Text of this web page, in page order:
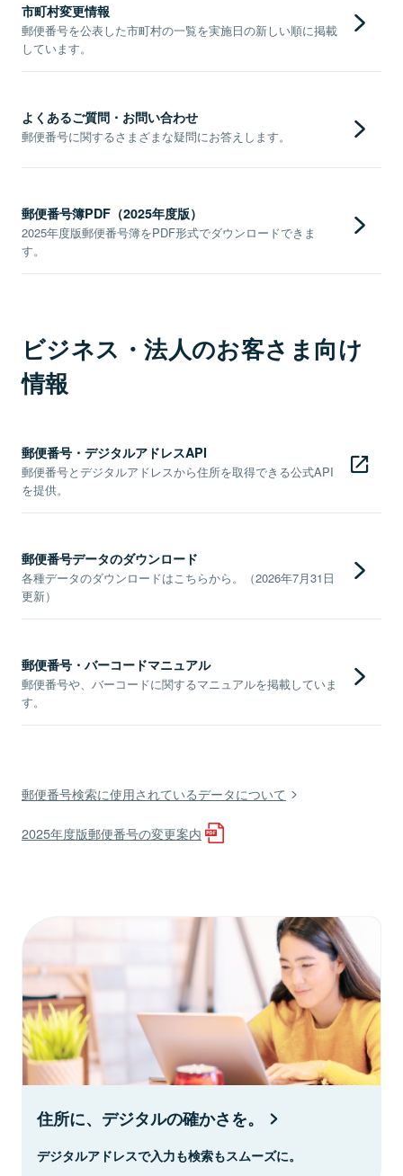
市町村変更情報
郵便番号を公表した市町村の一覧を実施日の新しい順に掲載
しています。
よくあるご質問・お問い合わせ
郵便番号に関するさまざまな疑問にお答えします。
郵便番号簿PDF（2025年度版）
2025年度版郵便番号簿をPDF形式でダウンロードできま
す。
ビジネス・法人のお客さま向け
情報
郵便番号・デジタルアドレスAPI
郵便番号とデジタルアドレスから住所を取得できる公式API
を提供。
郵便番号データのダウンロード
各種データのダウンロードはこちらから。（2026年7月31日
更新）
郵便番号・バーコードマニュアル
郵便番号や、バーコードに関するマニュアルを掲載していま
す。
郵便番号検索に使用されているデータについて
2025年度版郵便番号の変更案内
住所に、デジタルの確かさを。
デジタルアドレスで入力も検索もスムーズに。